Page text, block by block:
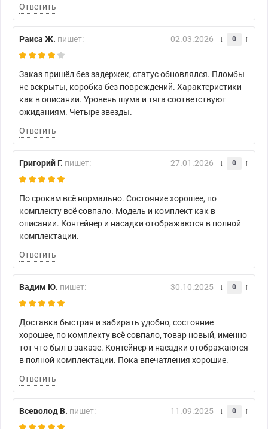
Ответить
Раиса Ж. пишет: 02.03.2026 0
Заказ пришёл без задержек, статус обновлялся. Пломбы
не вскрыты, коробка без повреждений. Характеристики
как в описании. Уровень шума и тяга соответствуют
ожиданиям. Четыре звезды.
Ответить
Григорий Г. пишет: 27.01.2026 0
По срокам всё нормально. Состояние хорошее, по
комплекту всё совпало. Модель и комплект как в
описании. Контейнер и насадки отображаются в полной
комплектации.
Ответить
Вадим Ю. пишет: 30.10.2025 0
Доставка быстрая и забирать удобно, состояние
хорошее, по комплекту всё совпало, товар новый, именно
тот что был в заказе. Контейнер и насадки отображаются
в полной комплектации. Пока впечатления хорошие.
Ответить
Всеволод В. пишет: 11.09.2025 0